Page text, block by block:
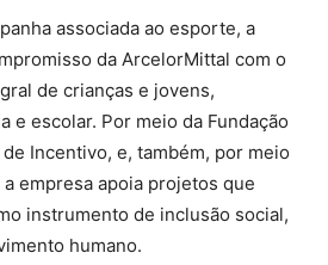
associada ao esporte, a
da ArcelorMittal com o
de crianças e jovens,
e escolar. Por meio da Fundação
Incentivo, e, também, por meio
empresa apoia projetos que
instrumento de inclusão social,
humano.